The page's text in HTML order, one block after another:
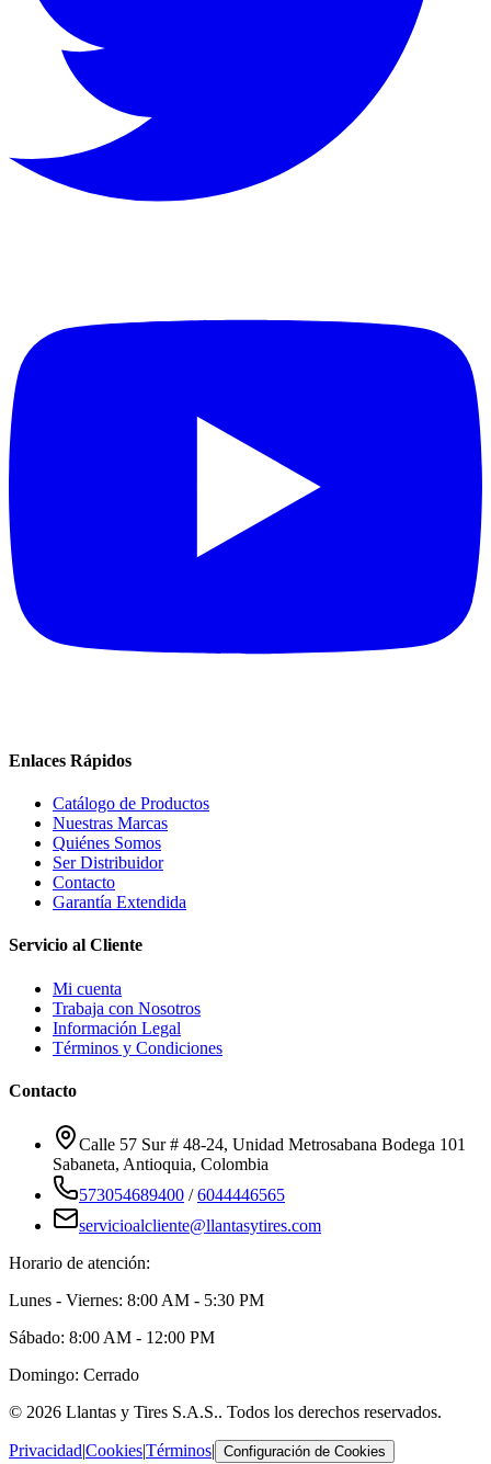
Enlaces Rápidos
Catálogo de Productos
Nuestras Marcas
Quiénes Somos
Ser Distribuidor
Contacto
Garantía Extendida
Servicio al Cliente
Mi cuenta
Trabaja con Nosotros
Información Legal
Términos y Condiciones
Contacto
Calle 57 Sur # 48-24, Unidad Metrosabana Bodega 101
Sabaneta, Antioquia, Colombia
573054689400 /6044446565
servicioalcliente@llantasytires.com
Horario de atención:
Lunes - Viernes: 8:00 AM - 5:30 PM
Sábado: 8:00 AM - 12:00 PM
Domingo: Cerrado
© 2026 Llantas y Tires S.A.S.. Todos los derechos reservados.
Privacidad|Cookies|Términos| Configuración de Cookies